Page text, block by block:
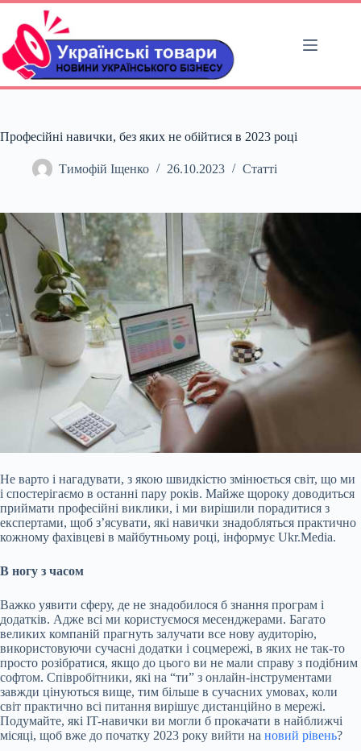
Перейти
вмісту
Професійні навички, без яких не обійтися в 2023 році
Тимофій Іщенко 26.10.2023 Статті
Не варто і нагадувати, з якою швидкістю змінюється світ, що ми
і спостерігаємо в останні пару років. Майже щороку доводиться
приймати професійні виклики, і ми вирішили порадитися з
експертами, щоб з’ясувати, які навички знадобляться практично
кожному фахівцеві в майбутньому році, інформує Ukr.Media.
В ногу з часом
Важко уявити сферу, де не знадобилося б знання програм і
додатків. Адже всі ми користуємося месенджерами. Багато
великих компаній прагнуть залучати все нову аудиторію,
використовуючи сучасні додатки і соцмережі, в яких не так-то
просто розібратися, якщо до цього ви не мали справу з подібним
софтом. Співробітники, які на “ти” з онлайн-інструментами
завжди цінуються вище, тим більше в сучасних умовах, коли
світ практично всі питання вирішує дистанційно в мережі.
Подумайте, які IT-навички ви могли б прокачати в найближчі
місяці, щоб вже до початку 2023 року вийти на новий рівень?